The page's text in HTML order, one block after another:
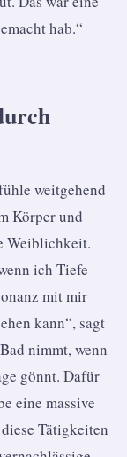
hab.“
weitgehend
Körper und
Weiblichkeit.
ich Tiefe
mit mir
kann“, sagt
nimmt, wenn
gönnt. Dafür
eine massive
Tätigkeiten